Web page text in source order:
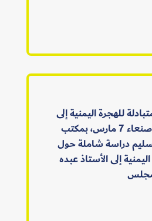
للهجرة اليمنية إلى
الأستاذ عبده الجندي صنعاء 7 مارس، بمكتب
دراسة شاملة حول
اليمنية إلى الأستاذ عبده
مجلس